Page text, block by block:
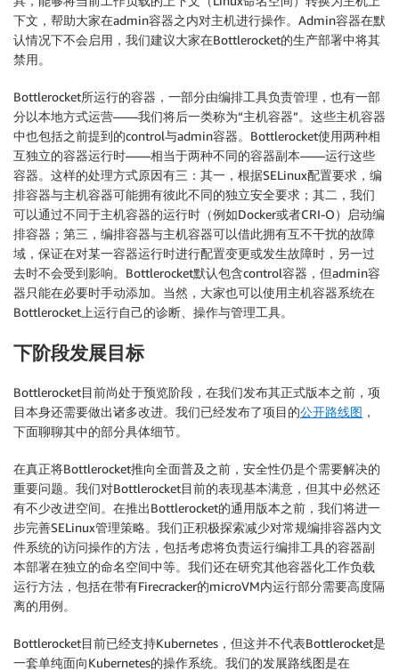
下文，帮助大家在admin容器之内对主机进行操作。Admin容器在默
认情况下不会启用，我们建议大家在Bottlerocket的生产部署中将其
禁用。
Bottlerocket所运行的容器，一部分由编排工具负责管理，也有一部
分以本地方式运营——我们将后一类称为“主机容器”。这些主机容器
中也包括之前提到的control与admin容器。Bottlerocket使用两种相
互独立的容器运行时——相当于两种不同的容器副本——运行这些
容器。这样的处理方式原因有三：其一，根据SELinux配置要求，编
排容器与主机容器可能拥有彼此不同的独立安全要求；其二，我们
可以通过不同于主机容器的运行时（例如Docker或者CRI-O）启动编
排容器；第三，编排容器与主机容器可以借此拥有互不干扰的故障
域，保证在对某一容器运行时进行配置变更或发生故障时，另一过
去时不会受到影响。Bottlerocket默认包含control容器，但admin容
器只能在必要时手动添加。当然，大家也可以使用主机容器系统在
Bottlerocket上运行自己的诊断、操作与管理工具。
下阶段发展目标
Bottlerocket目前尚处于预览阶段，在我们发布其正式版本之前，项
目本身还需要做出诸多改进。我们已经发布了项目的公开路线图 ，
下面聊聊其中的部分具体细节。
在真正将Bottlerocket推向全面普及之前，安全性仍是个需要解决的
重要问题。我们对Bottlerocket目前的表现基本满意，但其中必然还
有不少改进空间。在推出Bottlerocket的通用版本之前，我们将进一
步完善SELinux管理策略。我们正积极探索减少对常规编排容器内文
件系统的访问操作的方法，包括考虑将负责运行编排工具的容器副
本部署在独立的命名空间中等。我们还在研究其他容器化工作负载
运行方法，包括在带有Firecracker的microVM内运行部分需要高度隔
离的用例。
Bottlerocket目前已经支持Kubernetes，但这并不代表Bottlerocket是
一套单纯面向Kubernetes的操作系统。我们的发展路线图是在